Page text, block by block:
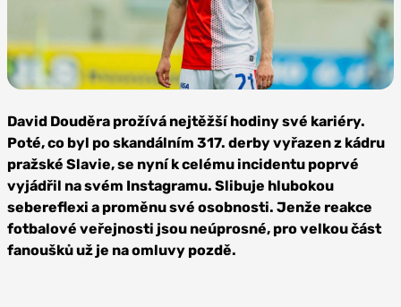
Slavia Praha
David Douděra prožívá nejtěžší hodiny své kariéry.
Poté, co byl po skandálním 317. derby vyřazen z kádru
pražské Slavie, se nyní k celému incidentu poprvé
vyjádřil na svém Instagramu. Slibuje hlubokou
sebereflexi a proměnu své osobnosti. Jenže reakce
fotbalové veřejnosti jsou neúprosné, pro velkou část
fanoušků už je na omluvy pozdě.